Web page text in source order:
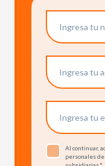
Al continuar,
personales